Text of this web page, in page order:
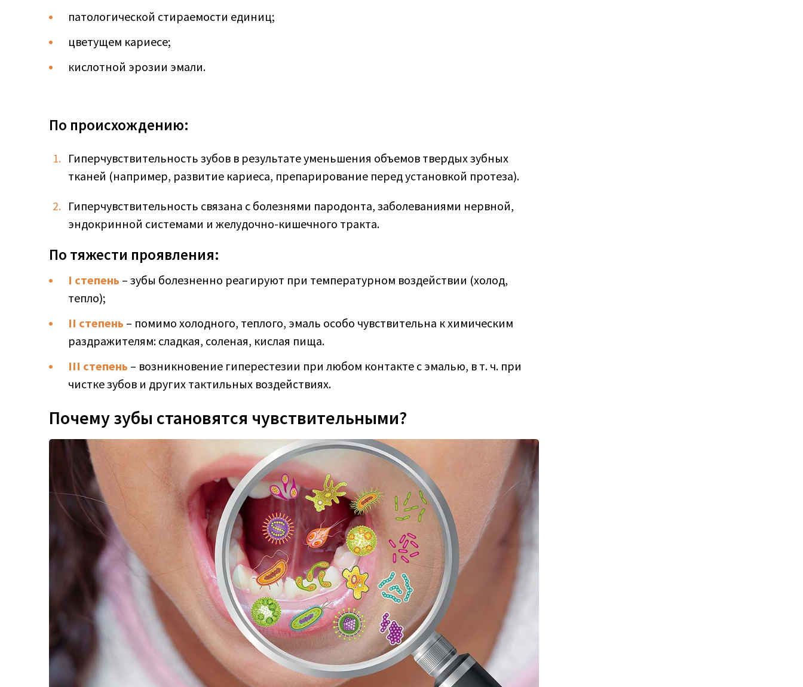
патологической стираемости единиц;
цветущем кариесе;
кислотной эрозии эмали.
По происхождению:
Гиперчувствительность зубов в результате уменьшения объемов твердых зубных
тканей (например, развитие кариеса, препарирование перед установкой протеза).
Гиперчувствительность связана с болезнями пародонта, заболеваниями нервной,
эндокринной системами и желудочно-кишечного тракта.
По тяжести проявления:
I степень – зубы болезненно реагируют при температурном воздействии (холод,
тепло);
II степень – помимо холодного, теплого, эмаль особо чувствительна к химическим
раздражителям: сладкая, соленая, кислая пища.
III степень – возникновение гиперестезии при любом контакте с эмалью, в т. ч. при
чистке зубов и других тактильных воздействиях.
Почему зубы становятся чувствительными?